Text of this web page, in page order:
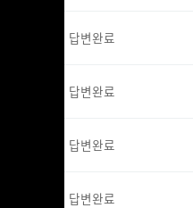
답변완료
답변완료
답변완료
답변완료